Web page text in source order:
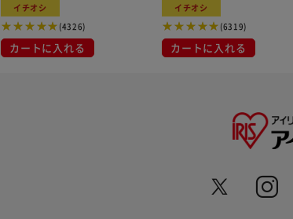
イチオシ
(4326)
カートに入れる
イチオシ
(6319)
カートに入れる